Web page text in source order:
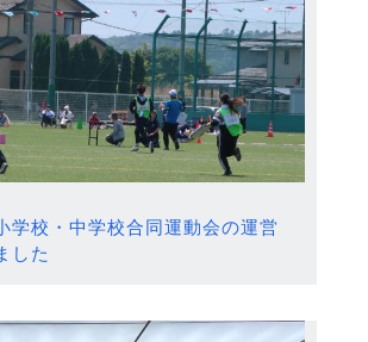
学校・中学校合同運動会の運営
した